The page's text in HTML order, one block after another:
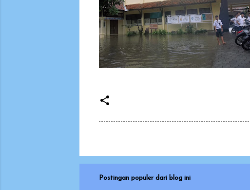
Postingan populer dari blog ini